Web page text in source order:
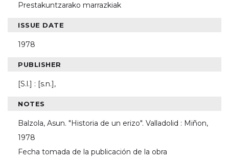
Prestakuntzarako marrazkiak
ISSUE DATE
1978
PUBLISHER
[S.l.] : [s.n.],
NOTES
Balzola, Asun. "Historia de un erizo". Valladolid : Miñon,
1978
Fecha tomada de la publicación de la obra